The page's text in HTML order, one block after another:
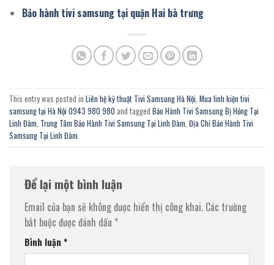
Bảo hành tivi samsung tại quận Hai bà trưng
This entry was posted in Liên hệ kỹ thuật Tivi Samsung Hà Nội Mua linh kiện tivi
samsung tại Hà Nội 0943 980 980 and tagged Bảo Hành Tivi Samsung Bị Hỏng Tại
Linh Đàm Trung Tâm Bảo Hành Tivi Samsung Tại Linh Đàm Địa Chỉ Bảo Hành Tivi
Samsung Tại Linh Đàm
Để lại một bình luận
Email của bạn sẽ không được hiển thị công khai. Các trường
bắt buộc được đánh dấu *
Bình luận *